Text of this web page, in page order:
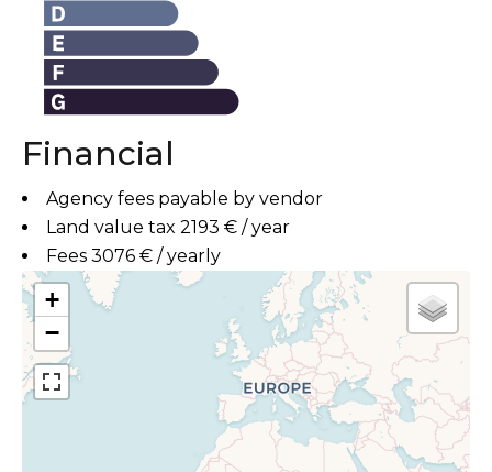
Financial
Agency fees payable by vendor
Land value tax 2193 € / year
Fees 3076 € / yearly
+
−